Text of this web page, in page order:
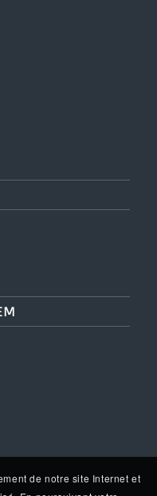
de notre site Internet et